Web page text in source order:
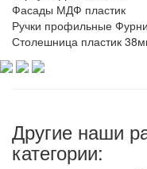
Фасады МДФ пластик
Ручки профильные
Столешница пластик
Другие наши
категории: